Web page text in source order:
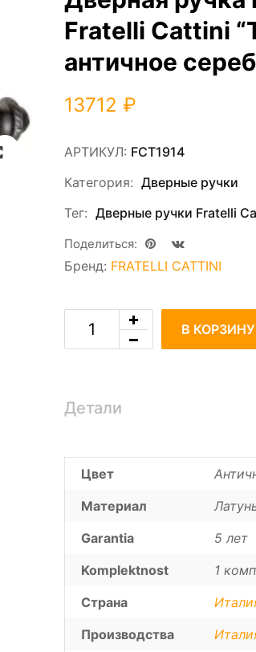
Zoom
Fratelli Cattini
античное
13712 ₽
АРТИКУЛ: FCT1914
Категория: Дверные ручки
Тег: Дверные ручки Fratelli
Поделиться:
Бренд: FRATELLI CATTINI
В КОРЗИНУ
Детали
Цвет
Материал
Garantia
5 лет
Komplektnost
1
Страна
Производства